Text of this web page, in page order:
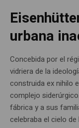
urbana
Concebida por el
vidriera de la
construida ex nihilo
complejo
fábrica y a sus
celebraba el cielo de